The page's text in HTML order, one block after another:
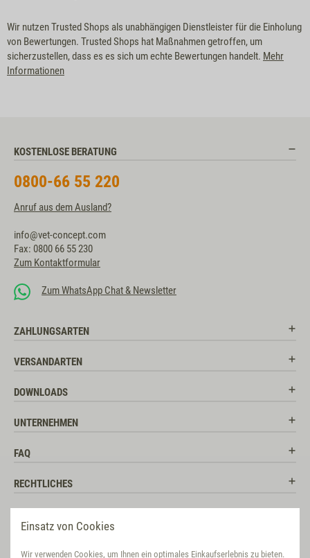
Einsatz von Cookies
Wir verwenden Cookies, um Ihnen ein optimales Einkaufserlebnis zu bieten.
Wir nutzen Trusted Shops als unabhängigen Dienstleister für die Einholung
von Bewertungen. Trusted Shops hat Maßnahmen getroffen, um
sicherzustellen, dass es es sich um echte Bewertungen handelt. Mehr
Informationen
KOSTENLOSE BERATUNG
0800-66 55 220
Anruf aus dem Ausland?
info@vet-concept.com
Fax: 0800 66 55 230
Zum Kontaktformular
Zum WhatsApp Chat & Newsletter
ZAHLUNGSARTEN
VERSANDARTEN
DOWNLOADS
UNTERNEHMEN
FAQ
RECHTLICHES